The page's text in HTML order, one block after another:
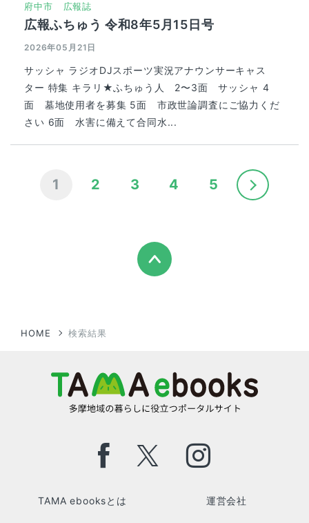
府中市 広報誌
広報ふちゅう 令和8年5月15日号
2026年05月21日
サッシャ ラジオDJスポーツ実況アナウンサーキャス
ター 特集 キラリ★ふちゅう人 2〜3面 サッシャ 4
面 墓地使用者を募集 5面 市政世論調査にご協力くだ
さい 6面 水害に備えて合同水...
1 2 3 4 5
HOME 検索結果
TAMA ebooksとは 運営会社